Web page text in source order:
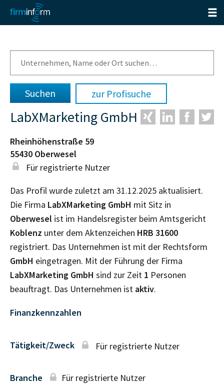
zur Profisuche
LabXMarketing GmbH
Rheinhöhenstraße 59
55430 Oberwesel
Für registrierte Nutzer
Das Profil wurde zuletzt am 31.12.2025 aktualisiert.
Die Firma LabXMarketing GmbH mit Sitz in
Oberwesel ist im Handelsregister beim Amtsgericht
Koblenz unter dem Aktenzeichen HRB 31600
registriert. Das Unternehmen ist mit der Rechtsform
GmbH eingetragen. Mit der Führung der Firma
LabXMarketing GmbH sind zur Zeit 1 Personen
beauftragt. Das Unternehmen ist aktiv.
Finanzkennzahlen
Tätigkeit/Zweck Für registrierte Nutzer
Branche Für registrierte Nutzer